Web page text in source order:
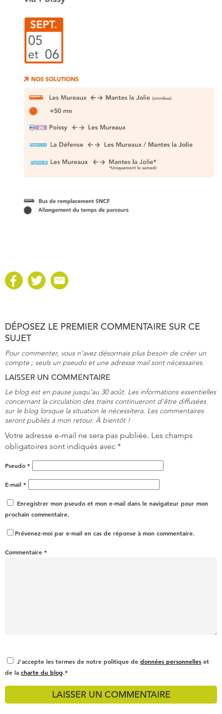
DÉPOSEZ LE PREMIER COMMENTAIRE SUR CE
SUJET
Pour commenter, vous n’avez désormais plus besoin de créer un
compte ; seuls un pseudo et une adresse mail sont nécessaires.
LAISSER UN COMMENTAIRE
Le blog est en pause jusqu'au 30 août. Les informations essentielles
concernant la circulation des trains continueront d'être diffusées
sur le blog lorsque la situation le nécessitera. Les commentaires
seront publiés à mon retour. À bientôt !
Votre adresse e-mail ne sera pas publiée. Les champs
obligatoires sont indiqués avec *
Pseudo *
E-mail *
Enregistrer mon pseudo et mon e-mail dans le navigateur pour mon
prochain commentaire.
Prévenez-moi par e-mail en cas de réponse à mon commentaire.
Commentaire *
J'accepte les termes de notre politique de données personnelles et
de la charte du blog.*